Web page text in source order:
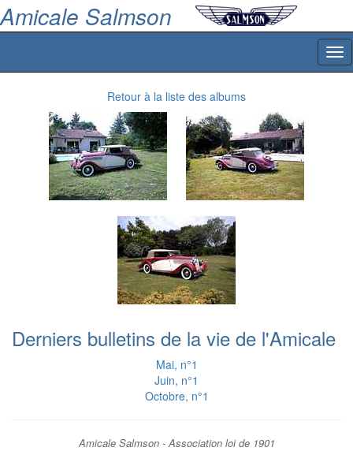
Amicale Salmson
Retour à la liste des albums
Derniers bulletins de la vie de l'Amicale
Mai, n°1
Juin, n°1
Octobre, n°1
Amicale Salmson - Association loi de 1901